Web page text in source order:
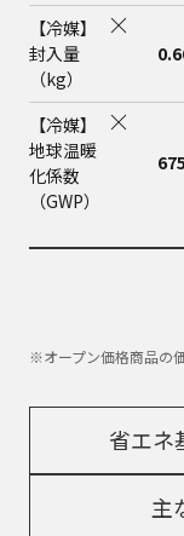
【冷媒】
封入量
（kg）
【冷媒】
地球温暖
化係数
（GWP）
675
※オープン価格商品の
省エネ
主